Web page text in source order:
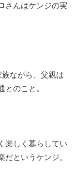
さんはケンジの実
ながら、父親は
のこと。
楽しく暮らしてい
だというケンジ。